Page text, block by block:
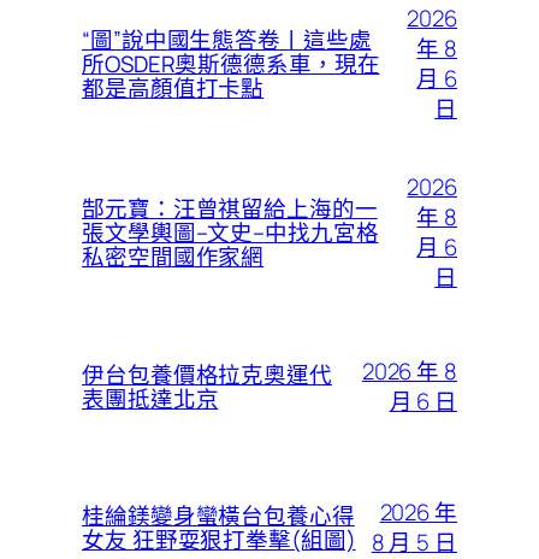
“圖”說中國生態答卷丨這些處
所OSDER奧斯德德系車，現在
都是高顏值打卡點
2026
年 8
月 6
日
郜元寶：汪曾祺留給上海的一
張文學輿圖–文史–中找九宮格
私密空間國作家網
2026
年 8
月 6
日
伊台包養價格拉克奧運代
表團抵達北京
2026 年 8
月 6 日
桂綸鎂變身蠻橫台包養心得
女友 狂野耍狠打拳擊(組圖)
2026 年
8 月 5 日